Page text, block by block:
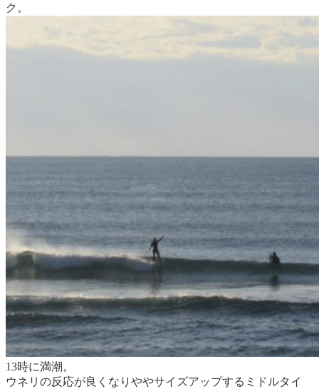
ク。
13時に満潮。
ウネリの反応が良くなりややサイズアップするミドルタイ